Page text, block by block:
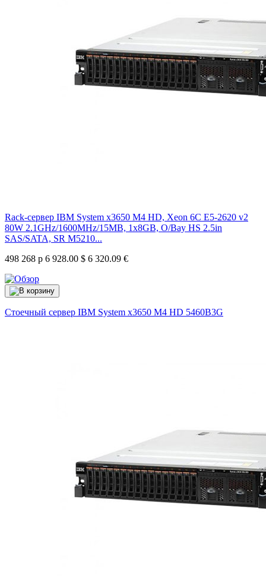
Rack-сервер IBM System x3650 M4 HD, Xeon 6C E5-2620 v2
80W 2.1GHz/1600MHz/15MB, 1x8GB, O/Bay HS 2.5in
SAS/SATA, SR M5210...
498 268 р 6 928.00 $ 6 320.09 €
Стоечный сервер IBM System x3650 M4 HD 5460B3G